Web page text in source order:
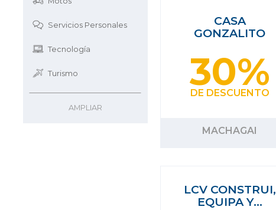
Servicios Personales
Tecnología
Turismo
AMPLIAR
CASA
GONZALITO
30%
DE DESCUENTO
MACHAGAI
LCV CONSTRUI,
EQUIPA Y…